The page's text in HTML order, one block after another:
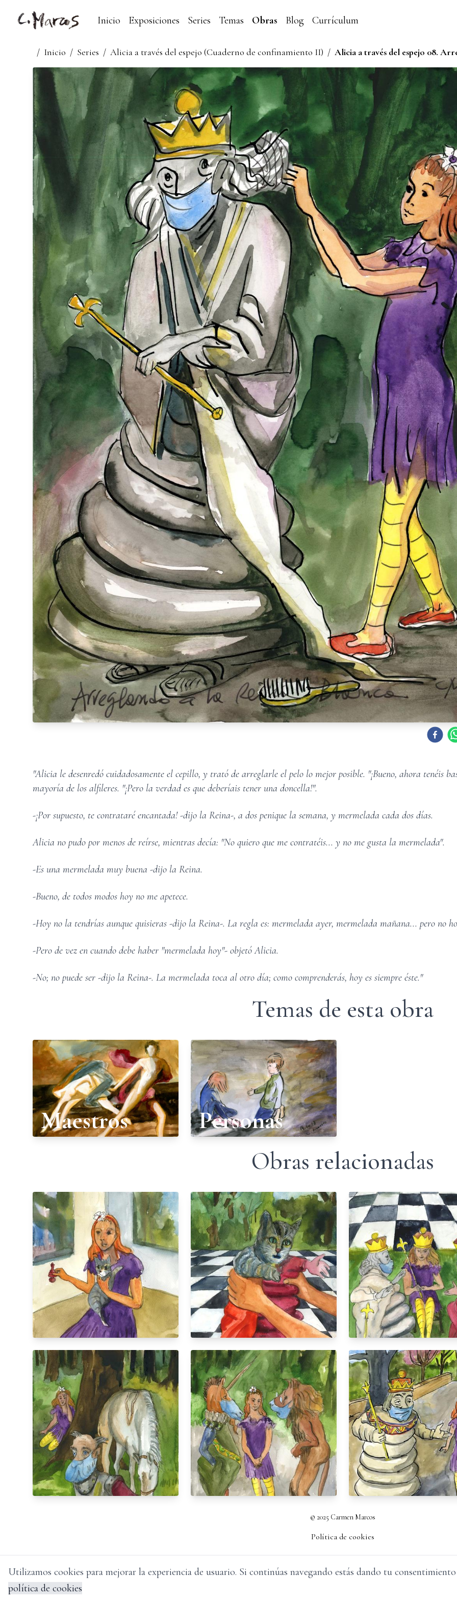
Inicio Exposiciones Series Temas Obras Blog Currículum
/ Inicio / Series / Alicia a través del espejo (Cuaderno de confinamiento II) / Alicia a través del espejo 08.
"Alicia le desenredó cuidadosamente el cepillo, y trató de arreglarle el pelo lo mejor posible. "¡Bueno, ahora tenéis
mayoría de los alfileres. "¡Pero la verdad es que deberíais tener una doncella!".
-¡Por supuesto, te contrataré encantada! -dijo la Reina-, a dos penique la semana, y mermelada cada dos días.
Alicia no pudo por menos de reírse, mientras decía: "No quiero que me contratéis... y no me gusta la mermelada".
-Es una mermelada muy buena -dijo la Reina.
-Bueno, de todos modos hoy no me apetece.
-Hoy no la tendrías aunque quisieras -dijo la Reina-. La regla es: mermelada ayer, mermelada mañana... pero no
-Pero de vez en cuando debe haber "mermelada hoy"- objetó Alicia.
-No; no puede ser -dijo la Reina-. La mermelada toca al otro día; como comprenderás, hoy es siempre éste."
Temas de esta obra
Maestros
Personas
Obras relacionadas
© 2025 Carmen Marcos
Política de cookies
Utilizamos cookies para mejorar la experiencia de usuario. Si continúas navegando estás dando tu
política de cookies